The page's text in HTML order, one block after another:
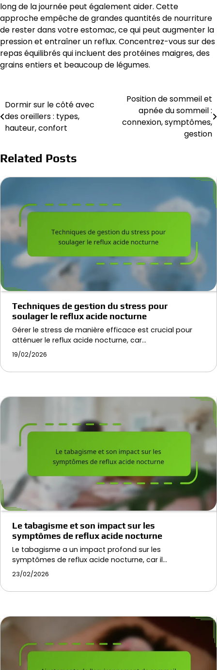
long de la journée peut également aider. Cette
approche empêche de grandes quantités de nourriture
de rester dans votre estomac, ce qui peut augmenter la
pression et entraîner un reflux. Concentrez-vous sur des
repas équilibrés qui incluent des protéines maigres, des
grains entiers et beaucoup de légumes.
Post
navigation
Dormir sur le côté avec
des oreillers : types,
hauteur, confort
Position de sommeil et
apnée du sommeil :
connexion, symptômes,
gestion
Related Posts
Techniques de gestion du stress pour
soulager le reflux acide nocturne
Gérer le stress de manière efficace est crucial pour
atténuer le reflux acide nocturne, car…
19/02/2026
Le tabagisme et son impact sur les
symptômes de reflux acide nocturne
Le tabagisme a un impact profond sur les
symptômes de reflux acide nocturne, car il…
23/02/2026